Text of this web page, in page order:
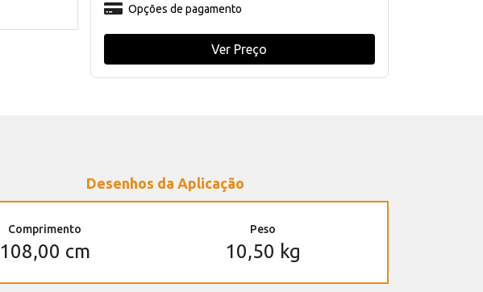
Opções de pagamento
Ver Preço
Desenhos da Aplicação
Comprimento
108,00 cm
Peso
10,50 kg